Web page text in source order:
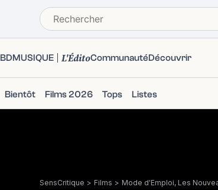
BDMUSIQUE L'ÉditoCommunautéDécouvrir
Bientôt Films 2026 Tops Listes
SensCritique > Films >